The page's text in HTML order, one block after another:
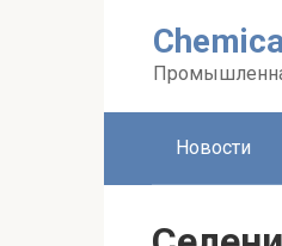
Новости